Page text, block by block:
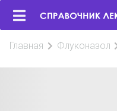
Главная Флуконазол